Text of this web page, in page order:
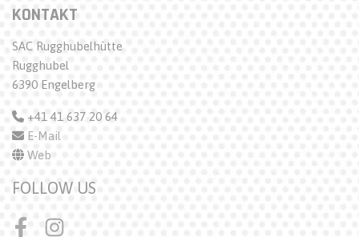
KONTAKT
SAC Rugghubelhütte
Rugghubel
6390 Engelberg
+41 41 637 20 64
E-Mail
Web
FOLLOW US